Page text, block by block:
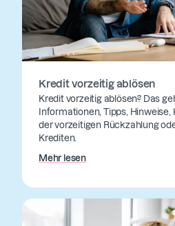
Kredit vorzeitig ablösen
Kredit vorzeitig ablösen? Das
Informationen, Tipps, Hinweise,
der vorzeitigen Rückzahlung
Krediten.
Mehr lesen